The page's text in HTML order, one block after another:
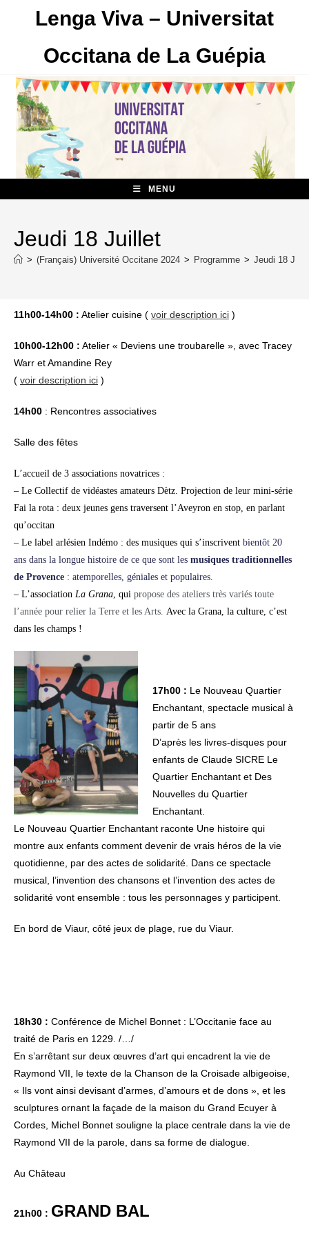
Lenga Viva – Universitat
Occitana de La Guépia
MENU
Jeudi 18 Juillet
> (Français) Université Occitane 2024 > Programme > Jeudi 18
11h00-14h00 : Atelier cuisine ( voir description ici )
10h00-12h00 : Atelier « Deviens une troubarelle », avec Tracey
Warr et Amandine Rey
( voir description ici )
14h00 : Rencontres associatives
Salle des fêtes
L’accueil de 3 associations novatrices :
– Le Collectif de vidéastes amateurs Dètz. Projection de leur mini-série
Fai la rota : deux jeunes gens traversent l’Aveyron en stop, en parlant
qu’occitan
– Le label arlésien Indémo : des musiques qui s’inscrivent bientôt 20
ans dans la longue histoire de ce que sont les musiques traditionnelles
de Provence : atemporelles, géniales et populaires.
– L’association La Grana , qui propose des ateliers très variés toute
l’année pour relier la Terre et les Arts. Avec la Grana, la culture, c’est
dans les champs !
17h00 : Le Nouveau Quartier
Enchantant, spectacle musical à
partir de 5 ans
D’après les livres-disques pour
enfants de Claude SICRE Le
Quartier Enchantant et Des
Nouvelles du Quartier
Enchantant.
Le Nouveau Quartier Enchantant raconte Une histoire qui
montre aux enfants comment devenir de vrais héros de la vie
quotidienne, par des actes de solidarité. Dans ce spectacle
musical, l’invention des chansons et l’invention des actes de
solidarité vont ensemble : tous les personnages y participent.
En bord de Viaur, côté jeux de plage, rue du Viaur.
18h30 : Conférence de Michel Bonnet : L’Occitanie face au
traité de Paris en 1229. /…/
En s’arrêtant sur deux œuvres d’art qui encadrent la vie de
Raymond VII, le texte de la Chanson de la Croisade albigeoise,
« Ils vont ainsi devisant d’armes, d’amours et de dons », et les
sculptures ornant la façade de la maison du Grand Ecuyer à
Cordes, Michel Bonnet souligne la place centrale dans la vie de
Raymond VII de la parole, dans sa forme de dialogue.
Au Château
21h00 : GRAND BAL